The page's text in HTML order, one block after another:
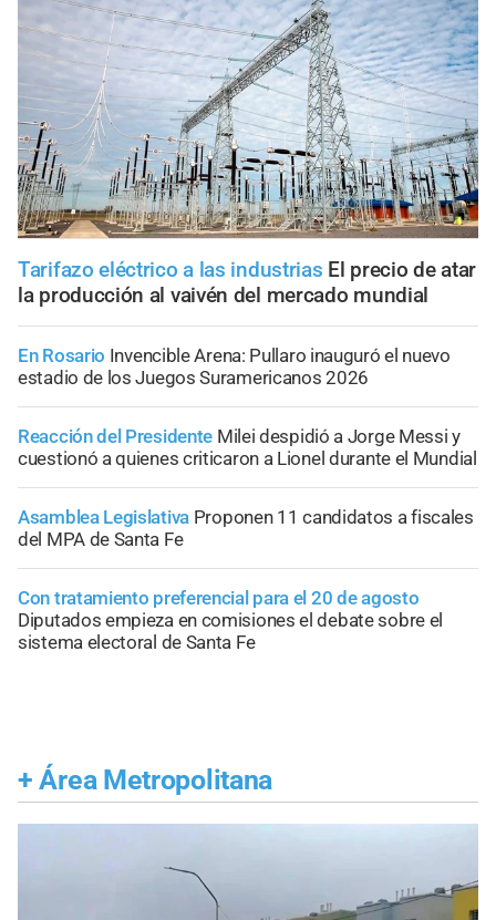
Tarifazo eléctrico a las industrias El precio de atar
la producción al vaivén del mercado mundial
En Rosario Invencible Arena: Pullaro inauguró el nuevo
estadio de los Juegos Suramericanos 2026
Reacción del Presidente Milei despidió a Jorge Messi y
cuestionó a quienes criticaron a Lionel durante el Mundial
Asamblea Legislativa Proponen 11 candidatos a fiscales
del MPA de Santa Fe
Con tratamiento preferencial para el 20 de agosto
Diputados empieza en comisiones el debate sobre el
sistema electoral de Santa Fe
+ Área Metropolitana